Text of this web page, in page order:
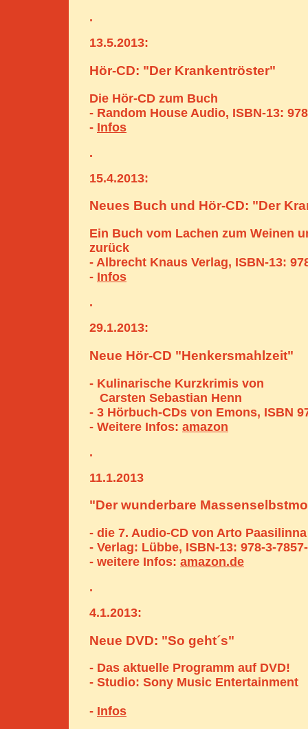
.
13.5.2013:
Hör-CD: "Der Krankentröster"
Die Hör-CD zum Buch
- Random House Audio, ISBN-13:
- Infos
.
15.4.2013:
Neues Buch und Hör-CD: "Der
Ein Buch vom Lachen zum Weinen
zurück
- Albrecht Knaus Verlag, ISBN-13:
- Infos
.
29.1.2013:
Neue Hör-CD "Henkersmahlzeit"
- Kulinarische Kurzkrimis von
Carsten Sebastian Henn
- 3 Hörbuch-CDs von Emons, ISBN
- Weitere Infos: amazon
.
11.1.2013
"Der wunderbare
- die 7. Audio-CD von Arto Paasilinna
- Verlag: Lübbe, ISBN-13: 978-3-
- weitere Infos: amazon.de
.
4.1.2013:
Neue DVD: "So geht´s"
- Das aktuelle Programm auf DVD!
- Studio: Sony Music Entertainment
- Infos